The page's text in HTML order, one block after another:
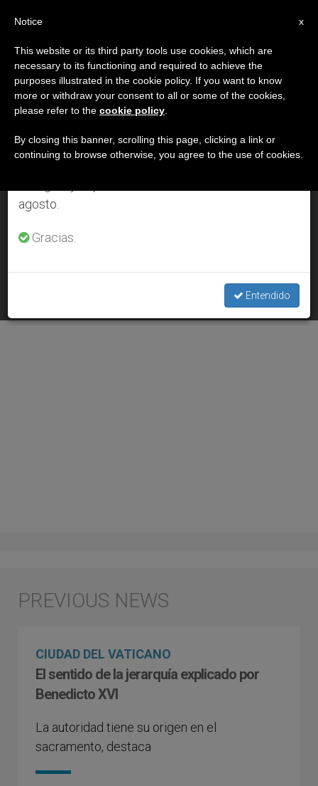
DÍA
Mayo 26th, 2010
ÚLTIMAS NOTICIAS
El Papa envía ayuda a las víctimas de las inundaciones de
MAY 26, 2010 00:00
CIUDAD DEL VATICANO
El sentido de la jerarquía explicado por
Benedicto XVI
La autoridad tiene su origen en el
sacramento, destaca
×
Aviso importante
Del 27 de julio al 7 de agosto haremos la pausa
anual, aprovechando que en el periodo de verano
se generan menos informaciones y también el
agosto.
Gracias.
Entendido
x
Notice
This website or its third party tools use cookies, which are
necessary to its functioning and required to achieve the
purposes illustrated in the cookie policy. If you want to know
more or withdraw your consent to all or some of the cookies,
please refer to the cookie policy
By closing this banner, scrolling this page, clicking a link or
continuing to browse otherwise, you agree to the use of cookies.